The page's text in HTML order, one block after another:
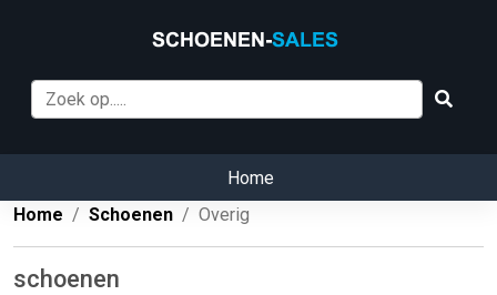
Home
Home
Schoenen Overig
schoenen